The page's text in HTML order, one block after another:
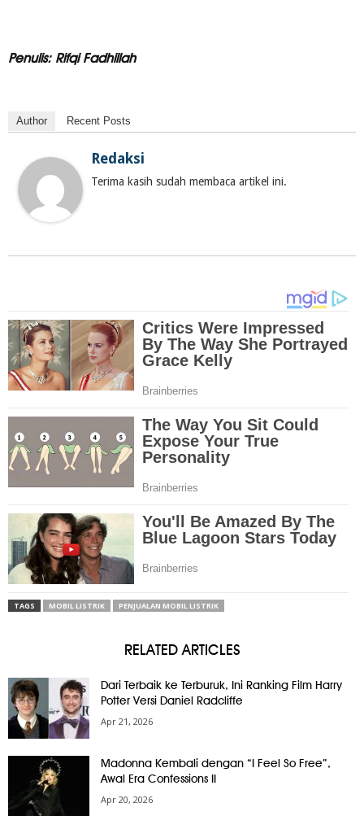
Penulis: Rifqi Fadhillah
Author Recent Posts
Redaksi
Terima kasih sudah membaca artikel ini.
TAGS MOBIL LISTRIK PENJUALAN MOBIL LISTRIK
RELATED ARTICLES
Dari Terbaik ke Terburuk, Ini Ranking Film Harry
Potter Versi Daniel Radcliffe
Apr 21, 2026
Madonna Kembali dengan “I Feel So Free”,
Awal Era Confessions II
Apr 20, 2026